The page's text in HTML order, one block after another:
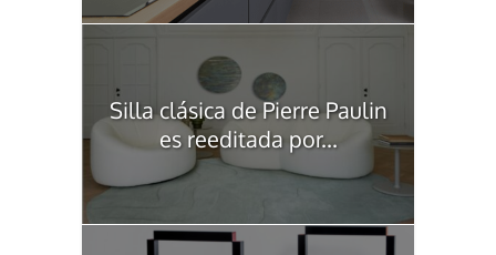
Silla clásica de Pierre Paulin
es reeditada por...